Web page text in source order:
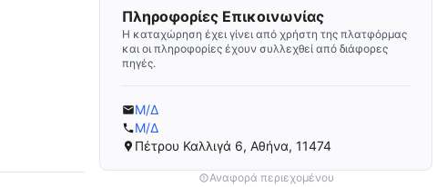
Πληροφορίες Επικοινωνίας
Η καταχώρηση έχει γίνει από χρήστη της πλατφόρμας
και οι πληροφορίες έχουν συλλεχθεί από διάφορες
πηγές.
Μ/Δ
Μ/Δ
Πέτρου Καλλιγά 6, Αθήνα, 11474
Αναφορά περιεχομένου